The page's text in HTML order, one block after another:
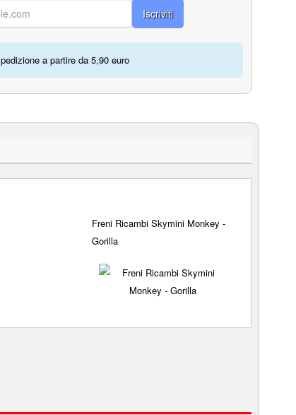
Iscriviti
a partire da 5,90 euro
Freni Ricambi Skymini Monkey -
Gorilla